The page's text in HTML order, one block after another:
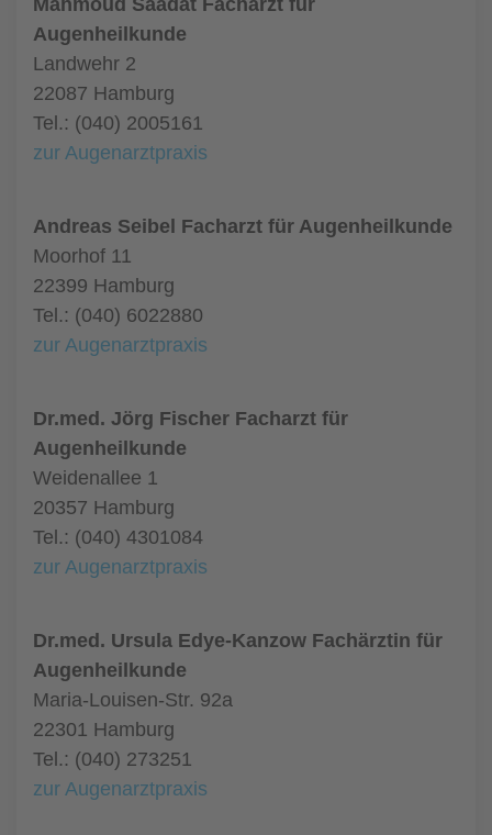
Mahmoud Saadat Facharzt für
Augenheilkunde
Landwehr 2
22087 Hamburg
Tel.: (040) 2005161
zur Augenarztpraxis
Andreas Seibel Facharzt für Augenheilkunde
Moorhof 11
22399 Hamburg
Tel.: (040) 6022880
zur Augenarztpraxis
Dr.med. Jörg Fischer Facharzt für
Augenheilkunde
Weidenallee 1
20357 Hamburg
Tel.: (040) 4301084
zur Augenarztpraxis
Dr.med. Ursula Edye-Kanzow Fachärztin für
Augenheilkunde
Maria-Louisen-Str. 92a
22301 Hamburg
Tel.: (040) 273251
zur Augenarztpraxis